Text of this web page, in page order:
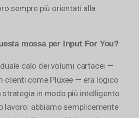
sempre più orientati alla
mossa per Input For You?
calo dei volumi cartacei —
clienti come Pluxee — era logico
in modo più intelligente.
lavoro: abbiamo semplicemente